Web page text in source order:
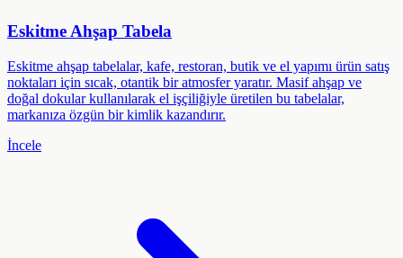
Eskitme Ahşap Tabela
Eskitme ahşap tabelalar, kafe, restoran, butik ve el yapımı ürün satış
noktaları için sıcak, otantik bir atmosfer yaratır. Masif ahşap ve
doğal dokular kullanılarak el işçiliğiyle üretilen bu tabelalar,
markanıza özgün bir kimlik kazandırır.
İncele